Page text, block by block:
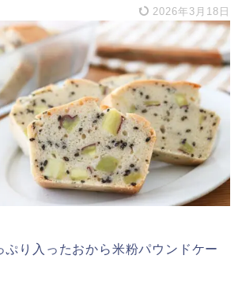
2026年3月18日
ぷり入ったおから米粉パウンドケー